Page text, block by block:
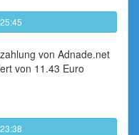
von Adnade.net
von 11.43 Euro